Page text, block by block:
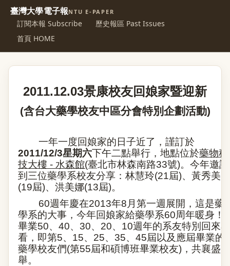
臺灣大學電子報NTU E-PAPER
訂閱本報 Subscribe
歷史報區 Past Issues
首頁 HOME
2011.12.03景康校友回娘家暨迎新
(含台大藥學校友中區分會特別企劃活動)
一年一度回娘家的日子近了，謹訂於
2011/12/3星期六下午二點舉行，地點位於藥物科
技大樓 - 水森館(臺北市林森南路33號)。今年邀請
到三位藥學系校友分享： 林慧玲(21屆)、黃秀美
(19屆)、洪美娜(13屆)。
60週年慶在2013年8 月第一週展開，這是藥
學系的大事，今年回娘家給藥學系60周年暖身！
畢業50、 40、 30、 20、 10週年的系友特別回來看
看，即第5、 15、 25、 35、 45屆以及應屆畢業的
藥學校友們(第55屆和碩博班畢業校友) ，共襄盛
舉。